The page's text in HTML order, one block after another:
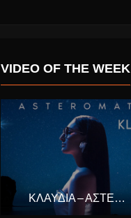
VIDEO OF THE WEEK
ΚΛΑΥΔΊΑ – ΑΣΤΕΡΟΜΆΤΑ (EUROVISION ΕΛΛΆΔΑ 2025)